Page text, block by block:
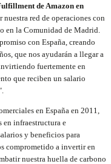
de Amazon en
nuestra red de operaciones con
en la Comunidad de Madrid.
con España, creando
que nos ayudarán a llegar a
fuertemente en
que reciben un salario
en España en 2011,
en infraestructura e
y beneficios para
comprometido a invertir en
nuestra huella de carbono